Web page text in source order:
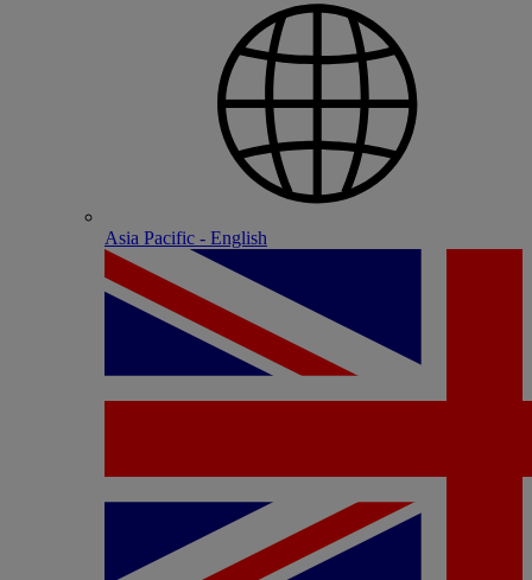
Asia Pacific - English